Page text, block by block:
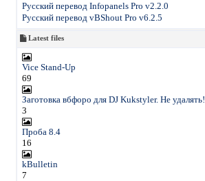
Русский перевод Infopanels Pro v2.2.0
Русский перевод vBShout Pro v6.2.5
Latest files
Vice Stand-Up
69
Заготовка вбфоро для DJ Kukstyler. Не удалять!
3
Проба 8.4
16
kBulletin
7